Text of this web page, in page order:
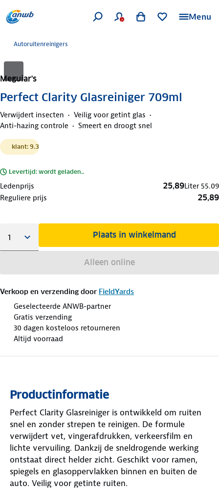
Menu
Autoruitenreinigers
Meguiar's
Perfect Clarity Glasreiniger 709ml
Verwijdert insecten
Veilig voor getint glas
Anti-hazing controle
Smeert en droogt snel
klant: 9.3
Levertijd: wordt geladen..
Ledenprijs 25,89Liter 55.09
Reguliere prijs
25,89
Plaats in winkelmand
Alleen online
Verkoop en verzending door FieldYards
Geselecteerde ANWB-partner
Gratis verzending
30 dagen kosteloos retourneren
Altijd voorraad
Productinformatie
Perfect Clarity Glasreiniger is ontwikkeld om ruiten
snel en zonder strepen te reinigen. De formule
verwijdert vet, vingerafdrukken, verkeersfilm en
lichte vervuiling. Dankzij de sneldrogende werking
ontstaat direct helder zicht. Geschikt voor ramen,
spiegels en glasoppervlakken binnen en buiten de
auto. Veilig voor getinte ruiten.